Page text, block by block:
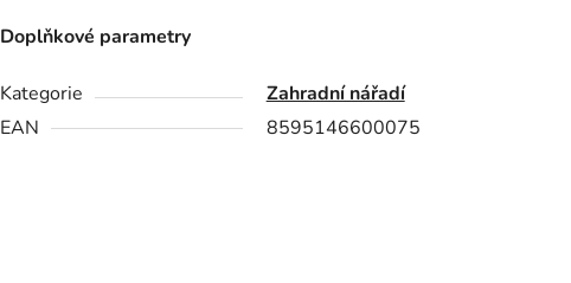
Doplňkové parametry
Kategorie
Zahradní nářadí
EAN
8595146600075